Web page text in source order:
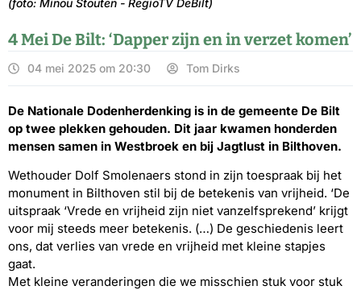
4 Mei De Bilt: ‘Dapper zijn en in verzet komen’
04 mei 2025 om 20:30 Tom Dirks
De Nationale Dodenherdenking is in de gemeente De Bilt
op twee plekken gehouden. Dit jaar kwamen honderden
mensen samen in Westbroek en bij Jagtlust in Bilthoven.
Wethouder Dolf Smolenaers stond in zijn toespraak bij het
monument in Bilthoven stil bij de betekenis van vrijheid. ‘De
uitspraak ‘Vrede en vrijheid zijn niet vanzelfsprekend’ krijgt
voor mij steeds meer betekenis. (…) De geschiedenis leert
ons, dat verlies van vrede en vrijheid met kleine stapjes
gaat.
Met kleine veranderingen die we misschien stuk voor stuk